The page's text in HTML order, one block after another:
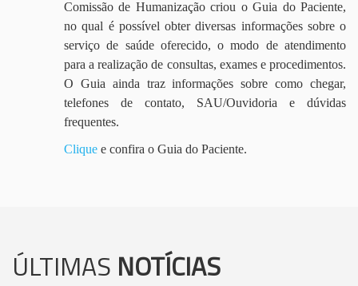
Comissão de Humanização criou o Guia do Paciente,
no qual é possível obter diversas informações sobre o
serviço de saúde oferecido, o modo de atendimento
para a realização de consultas, exames e procedimentos.
O Guia ainda traz informações sobre como chegar,
telefones de contato, SAU/Ouvidoria e dúvidas
frequentes.
Clique e confira o Guia do Paciente.
ÚLTIMAS NOTÍCIAS